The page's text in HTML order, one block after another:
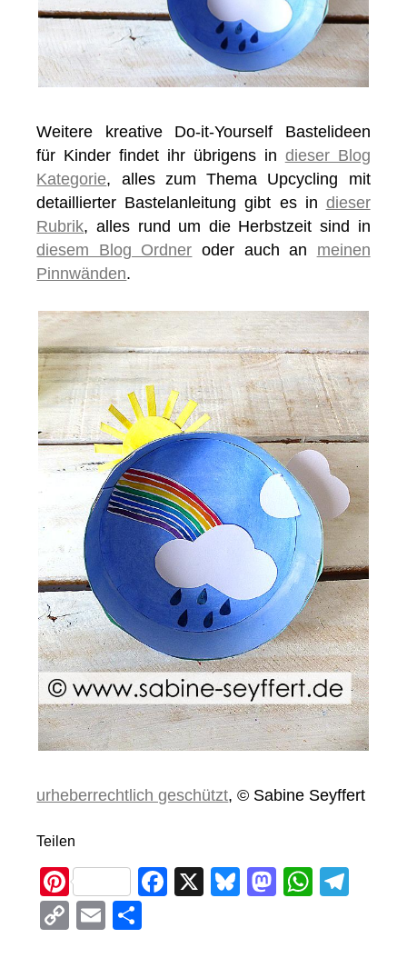
Weitere kreative Do-it-Yourself Bastelideen
für Kinder findet ihr übrigens in dieser Blog
Kategorie, alles zum Thema Upcycling mit
detaillierter Bastelanleitung gibt es in dieser
Rubrik, alles rund um die Herbstzeit sind in
diesem Blog Ordner oder auch an meinen
Pinnwänden.
urheberrechtlich geschützt, © Sabine Seyffert
Teilen
Pi
nt
er
F
X
Bl
M
W
C
E